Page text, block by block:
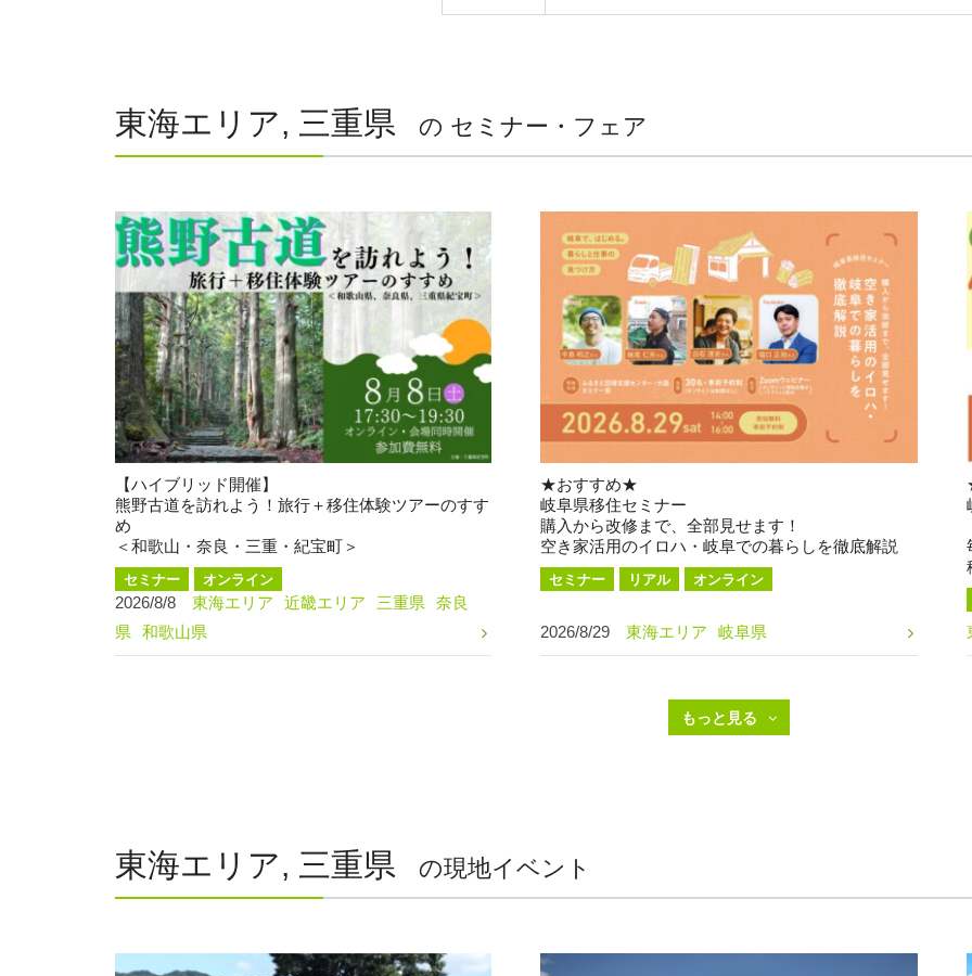
東海エリア, 三重県 の セミナー・フェア
【ハイブリッド開催】
熊野古道を訪れよう！旅行＋移住体験ツアーのすす
め
＜和歌山・奈良・三重・紀宝町＞
セミナー オンライン
2026/8/8 東海エリア 近畿エリア 三重県
奈良
県
和歌山県
★おすすめ★
岐阜県移住セミナー
購入から改修まで、全部見せます！
空き家活用のイロハ・岐阜での暮らしを徹底解説
セミナー リアル オンライン
2026/8/29 東海エリア 岐阜県
東海エリア, 三重県 の現地イベント